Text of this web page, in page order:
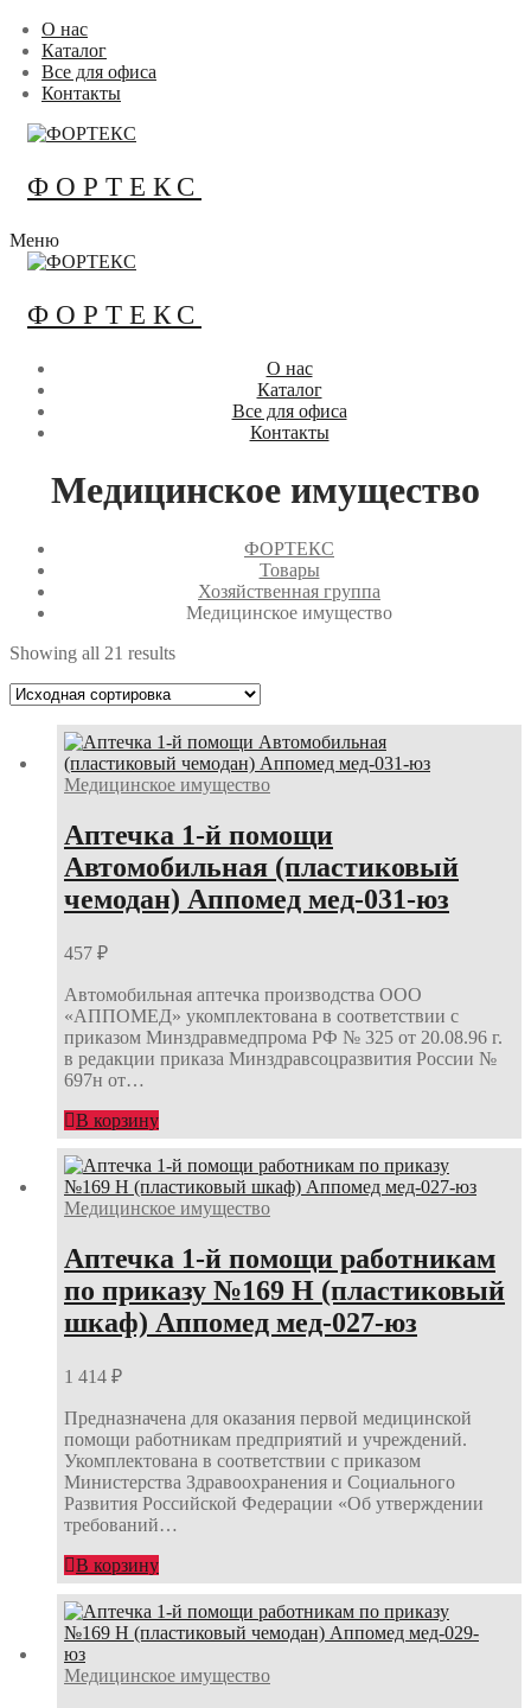
Перейти
содержимому
Меню
Закрыть
О нас
Каталог
Все для офиса
Контакты
ФОРТЕКС
Меню
ФОРТЕКС
О нас
Каталог
Все для офиса
Контакты
Медицинское имущество
ФОРТЕКС
Товары
Хозяйственная группа
Медицинское имущество
Showing all 21 results
Медицинское имущество
Аптечка 1-й помощи
Автомобильная (пластиковый
чемодан) Аппомед мед-031-юз
457 ₽
Автомобильная аптечка производства ООО
«АППОМЕД» укомплектована в соответствии с
приказом Минздравмедпрома РФ № 325 от 20.08.96 г.
в редакции приказа Минздравсоцразвития России №
697н от…
В корзину
Медицинское имущество
Аптечка 1-й помощи работникам
по приказу №169 Н (пластиковый
шкаф) Аппомед мед-027-юз
1 414 ₽
Предназначена для оказания первой медицинской
помощи работникам предприятий и учреждений.
Укомплектована в соответствии с приказом
Министерства Здравоохранения и Социального
Развития Российской Федерации «Об утверждении
требований…
В корзину
Медицинское имущество